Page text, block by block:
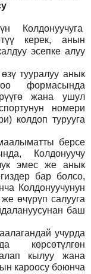
Колдонуучуга
керек, анын
эсепке алуу
тууралуу анык
формасында
жана ушул
номери
колдоп турууга
берсе
Колдонуучу
эмес же анык
бар болсо,
Колдонуучунун
өчүрүп салууга
баш
учурда
көрсөтүлгөн
кылуу жана
кароосу боюнча